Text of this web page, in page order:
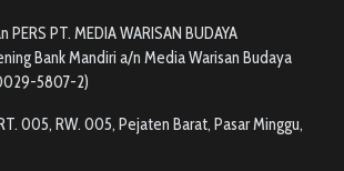
PT. MEDIA WARISAN BUDAYA
Bank Mandiri a/n Media Warisan Budaya
5807-2)
005, RW. 005, Pejaten Barat, Pasar Minggu,